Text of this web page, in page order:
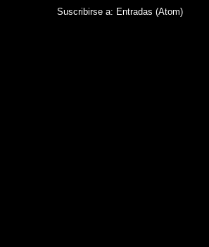
Suscribirse a: Entradas (Atom)